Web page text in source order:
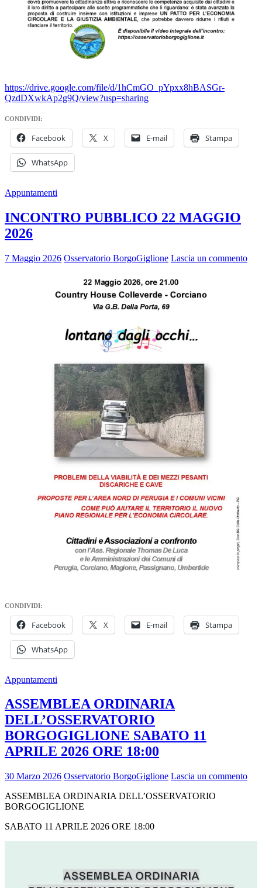
https://drive.google.com/file/d/1hCmGO_pYpxx8hBASGr-
QzdDXwkAp2g9Q/view?usp=sharing
CONDIVIDI:
Facebook X E-mail Stampa
WhatsApp
Appuntamenti
INCONTRO PUBBLICO 22 MAGGIO
2026
7 Maggio 2026 Osservatorio BorgoGiglione Lascia un commento
CONDIVIDI:
Facebook X E-mail Stampa
WhatsApp
Appuntamenti
ASSEMBLEA ORDINARIA
DELL’OSSERVATORIO
BORGOGIGLIONE SABATO 11
APRILE 2026 ORE 18:00
30 Marzo 2026 Osservatorio BorgoGiglione Lascia un commento
ASSEMBLEA ORDINARIA DELL’OSSERVATORIO
BORGOGIGLIONE
SABATO 11 APRILE 2026 ORE 18:00